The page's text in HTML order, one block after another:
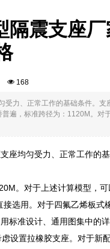
隔震支座
168
力、正常工作的基础条件。支
遍，标准跨径为：1120M。对
座均匀受力、正常工作的
。对于上述计算模型，
选用。对于四氟乙烯板式
标准设计、通用图集中的
设置拉橡胶支座。对于新